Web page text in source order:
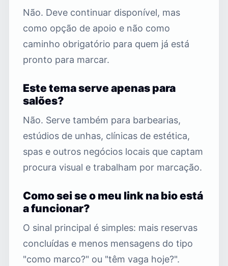
Não. Deve continuar disponível, mas
como opção de apoio e não como
caminho obrigatório para quem já está
pronto para marcar.
Este tema serve apenas para
salões?
Não. Serve também para barbearias,
estúdios de unhas, clínicas de estética,
spas e outros negócios locais que captam
procura visual e trabalham por marcação.
Como sei se o meu link na bio está
a funcionar?
O sinal principal é simples: mais reservas
concluídas e menos mensagens do tipo
"como marco?" ou "têm vaga hoje?".